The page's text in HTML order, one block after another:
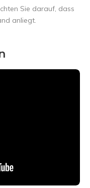
Sie darauf, dass
anliegt.